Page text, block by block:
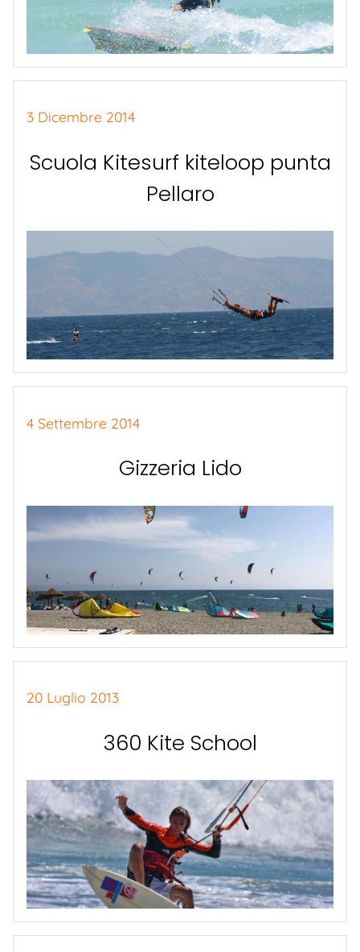
3 Dicembre 2014
Scuola Kitesurf kiteloop punta
Pellaro
4 Settembre 2014
Gizzeria Lido
20 Luglio 2013
360 Kite School